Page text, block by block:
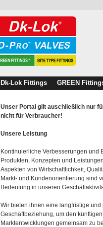
Dk-Lok Fittings GREEN
Unser Portal gilt auschließlich nur
nicht für Verbraucher!
Unsere Leistung
Kontinuierliche Verbesserungen und
Produkten, Konzepten und
Aspekten von Wirtschaftlichkeit,
Markt- und Kundenorientierung sind
Bedeutung in unseren
Wir bieten ihnen eine langfristige und
Geschäftbeziehung, um den künftigen
Marktentwicklungen gemeinsam zu